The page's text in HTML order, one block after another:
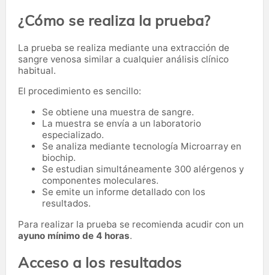
¿Cómo se realiza la prueba?
La prueba se realiza mediante una extracción de
sangre venosa similar a cualquier análisis clínico
habitual.
El procedimiento es sencillo:
Se obtiene una muestra de sangre.
La muestra se envía a un laboratorio
especializado.
Se analiza mediante tecnología Microarray en
biochip.
Se estudian simultáneamente 300 alérgenos y
componentes moleculares.
Se emite un informe detallado con los
resultados.
Para realizar la prueba se recomienda acudir con un
ayuno mínimo de 4 horas.
Acceso a los resultados